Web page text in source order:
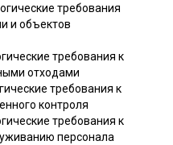
требования
и объектов
требования к
отходами
требования к
контроля
требования к
персонала